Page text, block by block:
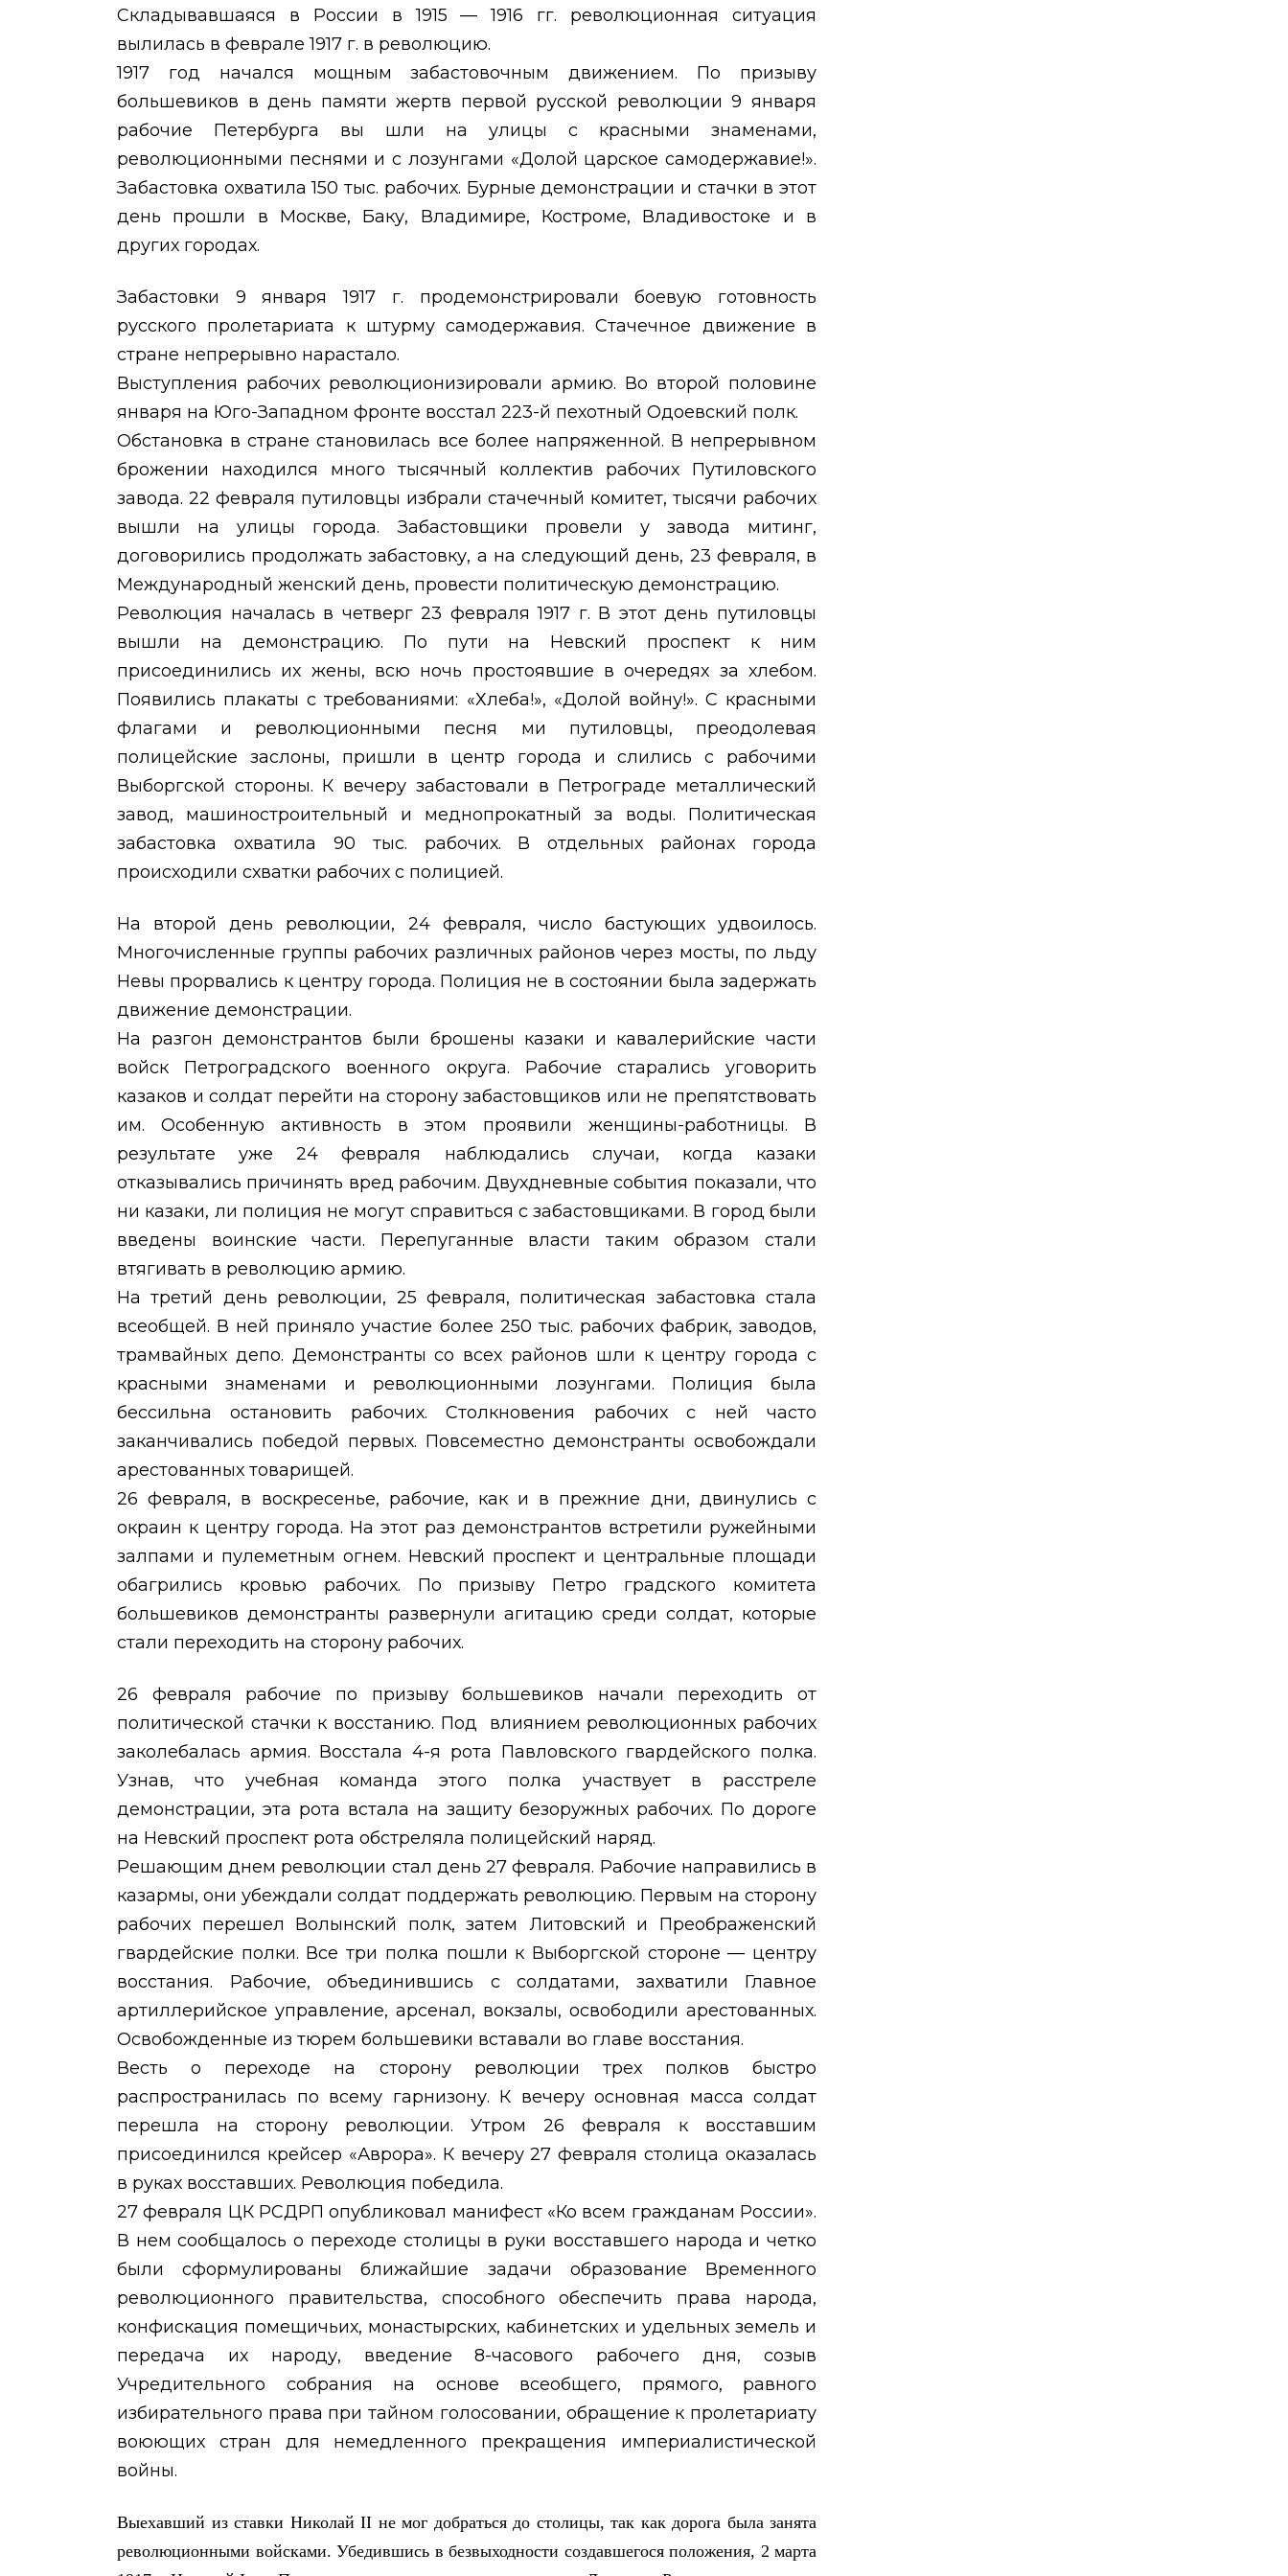
Складывавшаяся в России в 1915 — 1916 гг. революционная ситуация
вылилась в феврале 1917 г. в революцию.
1917 год начался мощным забастовочным движением. По призыву
большевиков в день памяти жертв первой русской революции 9 января
рабочие Петербурга вы шли на улицы с красными знаменами,
революционными песнями и с лозунгами «Долой царское самодержавие!».
Забастовка охватила 150 тыс. рабочих. Бурные демонстрации и стачки в этот
день прошли в Москве, Баку, Владимире, Костроме, Владивостоке и в
других городах.
Забастовки 9 января 1917 г. продемонстрировали боевую готовность
русского пролетариата к штурму самодержавия. Стачечное движение в
стране непрерывно нарастало.
Выступления рабочих революционизировали армию. Во второй половине
января на Юго-Западном фронте восстал 223-й пехотный Одоевский полк.
Обстановка в стране становилась все более напряженной. В непрерывном
брожении находился много тысячный коллектив рабочих Путиловского
завода. 22 февраля путиловцы избрали стачечный комитет, тысячи рабочих
вышли на улицы города. Забастовщики провели у завода митинг,
договорились продолжать забастовку, а на следующий день, 23 февраля, в
Международный женский день, провести политическую демонстрацию.
Революция началась в четверг 23 февраля 1917 г. В этот день путиловцы
вышли на демонстрацию. По пути на Невский проспект к ним
присоединились их жены, всю ночь простоявшие в очередях за хлебом.
Появились плакаты с требованиями: «Хлеба!», «Долой войну!». С красными
флагами и революционными песня ми путиловцы, преодолевая
полицейские заслоны, пришли в центр города и слились с рабочими
Выборгской стороны. К вечеру забастовали в Петрограде металлический
завод, машиностроительный и меднопрокатный за воды. Политическая
забастовка охватила 90 тыс. рабочих. В отдельных районах города
происходили схватки рабочих с полицией.
На второй день революции, 24 февраля, число бастующих удвоилось.
Многочисленные группы рабочих различных районов через мосты, по льду
Невы прорвались к центру города. Полиция не в состоянии была задержать
движение демонстрации.
На разгон демонстрантов были брошены казаки и кавалерийские части
войск Петроградского военного округа. Рабочие старались уговорить
казаков и солдат перейти на сторону забастовщиков или не препятствовать
им. Особенную активность в этом проявили женщины-работницы. В
результате уже 24 февраля наблюдались случаи, когда казаки
отказывались причинять вред рабочим. Двухдневные события показали, что
ни казаки, ли полиция не могут справиться с забастовщиками. В город были
введены воинские части. Перепуганные власти таким образом стали
втягивать в революцию армию.
На третий день революции, 25 февраля, политическая забастовка стала
всеобщей. В ней приняло участие более 250 тыс. рабочих фабрик, заводов,
трамвайных депо. Демонстранты со всех районов шли к центру города с
красными знаменами и революционными лозунгами. Полиция была
бессильна остановить рабочих. Столкновения рабочих с ней часто
заканчивались победой первых. Повсеместно демонстранты освобождали
арестованных товарищей.
26 февраля, в воскресенье, рабочие, как и в прежние дни, двинулись с
окраин к центру города. На этот раз демонстрантов встретили ружейными
залпами и пулеметным огнем. Невский проспект и центральные площади
обагрились кровью рабочих. По призыву Петро градского комитета
большевиков демонстранты развернули агитацию среди солдат, которые
стали переходить на сторону рабочих.
26 февраля рабочие по призыву большевиков начали переходить от
политической стачки к восстанию. Под влиянием революционных рабочих
заколебалась армия. Восстала 4-я рота Павловского гвардейского полка.
Узнав, что учебная команда этого полка участвует в расстреле
демонстрации, эта рота встала на защиту безоружных рабочих. По дороге
на Невский проспект рота обстреляла полицейский наряд.
Решающим днем революции стал день 27 февраля. Рабочие направились в
казармы, они убеждали солдат поддержать революцию. Первым на сторону
рабочих перешел Волынский полк, затем Литовский и Преображенский
гвардейские полки. Все три полка пошли к Выборгской стороне — центру
восстания. Рабочие, объединившись с солдатами, захватили Главное
артиллерийское управление, арсенал, вокзалы, освободили арестованных.
Освобожденные из тюрем большевики вставали во главе восстания.
Весть о переходе на сторону революции трех полков быстро
распространилась по всему гарнизону. К вечеру основная масса солдат
перешла на сторону революции. Утром 26 февраля к восставшим
присоединился крейсер «Аврора». К вечеру 27 февраля столица оказалась
в руках восставших. Революция победила.
27 февраля ЦК РСДРП опубликовал манифест «Ко всем гражданам России».
В нем сообщалось о переходе столицы в руки восставшего народа и четко
были сформулированы ближайшие задачи образование Временного
революционного правительства, способного обеспечить права народа,
конфискация помещичьих, монастырских, кабинетских и удельных земель и
передача их народу, введение 8-часового рабочего дня, созыв
Учредительного собрания на основе всеобщего, прямого, равного
избирательного права при тайном голосовании, обращение к пролетариату
воюющих стран для немедленного прекращения империалистической
войны.
Выехавший из ставки Николай II не мог добраться до столицы, так как дорога была занята
революционными войсками. Убедившись в безвыходности создавшегося положения, 2 марта